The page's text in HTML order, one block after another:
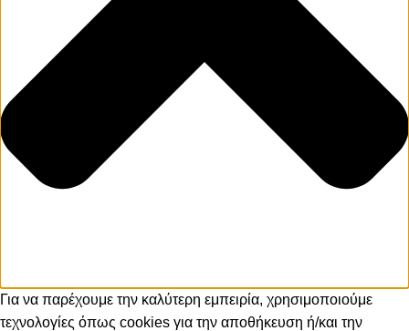
Για να παρέχουμε την καλύτερη εμπειρία, χρησιμοποιούμε
τεχνολογίες όπως cookies για την αποθήκευση ή/και την